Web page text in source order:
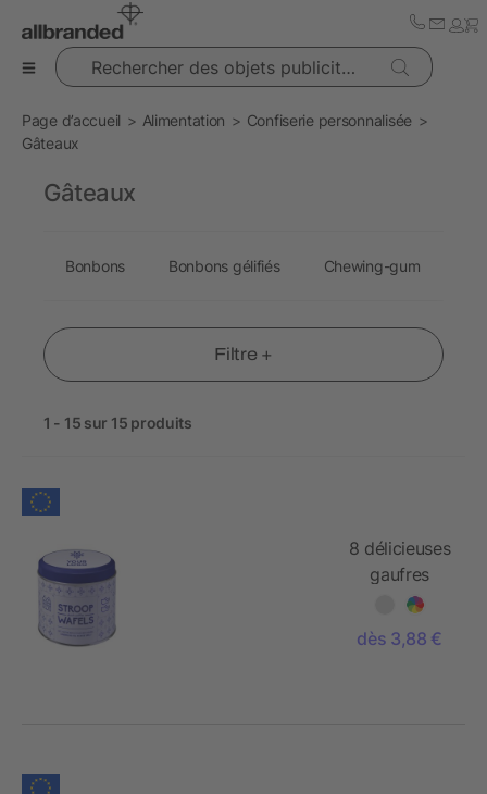
Rechercher des objets publicitaires
Page d’accueil Alimentation
Confiserie personnalisée
Gâteaux
Filtre +
1 - 15 sur 15 produits
8 délicieuses
gaufres
néerlandaises
fourrées
dès 3,88 €
Gâteaux
Bonbons Bonbons gélifiés Chewing-gum